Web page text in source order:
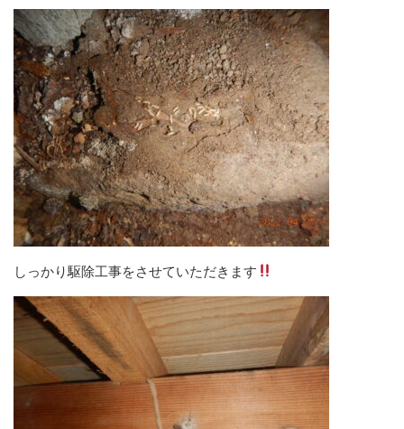
しっかり駆除工事をさせていただきます